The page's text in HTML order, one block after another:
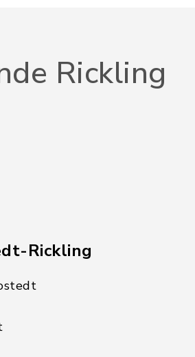
Rickling
Rickling